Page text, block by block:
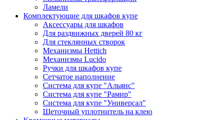
Ламели
Комплектующие для шкафов купе
Аксессуары для шкафов
Для раздвижных дверей 80 кг
Для стеклянных створок
Механизмы Hettich
Механизмы Lucido
Ручки для шкафов купе
Сетчатое наполнение
Система для купе "Альянс"
Система для купе "Рамир"
Система для купе "Универсал"
Щеточный уплотнитель на клею